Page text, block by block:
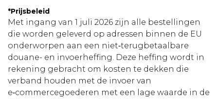
*Prijsbeleid
Met ingang van 1 juli 2026 zijn alle bestellingen
die worden geleverd op adressen binnen de EU
onderworpen aan een niet‑terugbetaalbare
douane- en invoerheffing. Deze heffing wordt in
rekening gebracht om kosten te dekken die
verband houden met de invoer van
e‑commercegoederen met een lage waarde in de